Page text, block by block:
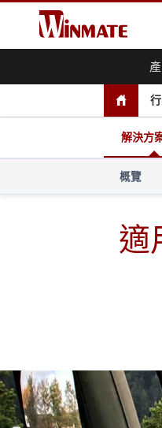
企業移
強固觸控
強固型平
手持行動
Windows
Android系
無線電
邊緣運算
強固型
邊緣運算
機器人控
強固型
農業機
公共安
基礎建
自助服
智慧充
關於融
保證聲
行銷入
最新產
展會活
核心技
適
解決方
概覽